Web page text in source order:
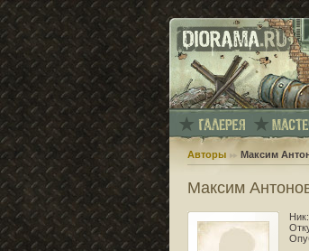
Авторы Максим
Максим
Ник: